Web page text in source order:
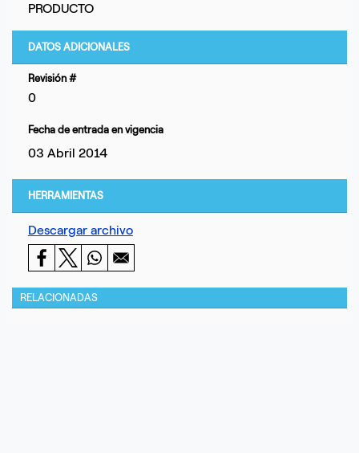
PRODUCTO
DATOS ADICIONALES
Revisión #
0
Fecha de entrada en vigencia
03 Abril 2014
HERRAMIENTAS
Descargar archivo
RELACIONADAS